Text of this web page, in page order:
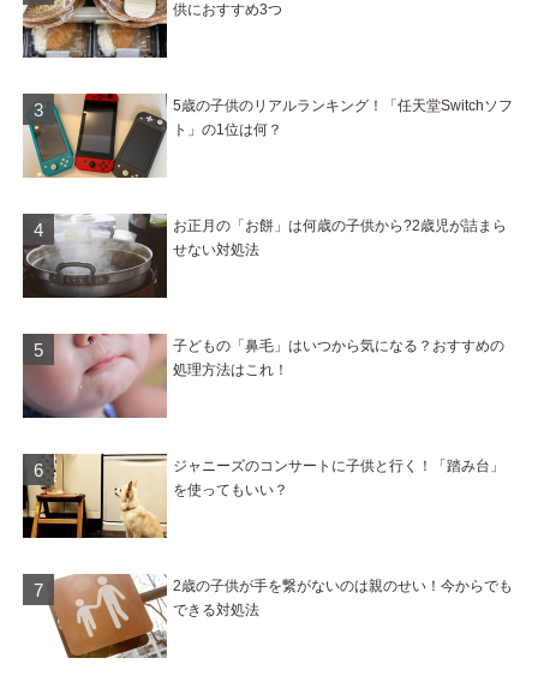
供におすすめ3つ
5歳の子供のリアルランキング！「任天堂Switchソフ
ト」の1位は何？
お正月の「お餅」は何歳の子供から?2歳児が詰まら
せない対処法
子どもの「鼻毛」はいつから気になる？おすすめの
処理方法はこれ！
ジャニーズのコンサートに子供と行く！「踏み台」
を使ってもいい？
2歳の子供が手を繋がないのは親のせい！今からでも
できる対処法